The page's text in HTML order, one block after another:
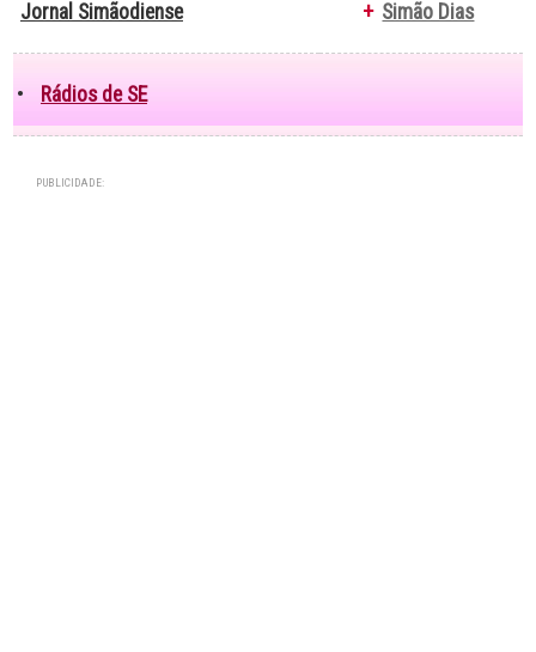
Jornal Simãodiense + Simão Dias
• Rádios de SE
PUBLICIDADE: